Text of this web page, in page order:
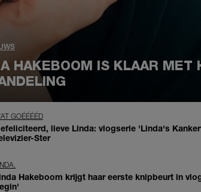
HAKEBOOM IS KLAAR MET
GOÉÉÉÉD
lieve Linda: vlogserie 'Linda's
Ster
Hakeboom krijgt haar eerste knipbeurt in